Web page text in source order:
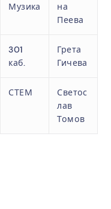
Музика
на
Пеева
301
каб.
Грета
Гичева
СТЕМ
Светос
лав
Томов